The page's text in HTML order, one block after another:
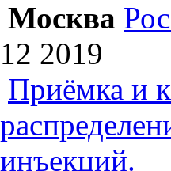
Москва
12 2019
Приёмка и
инъекций.